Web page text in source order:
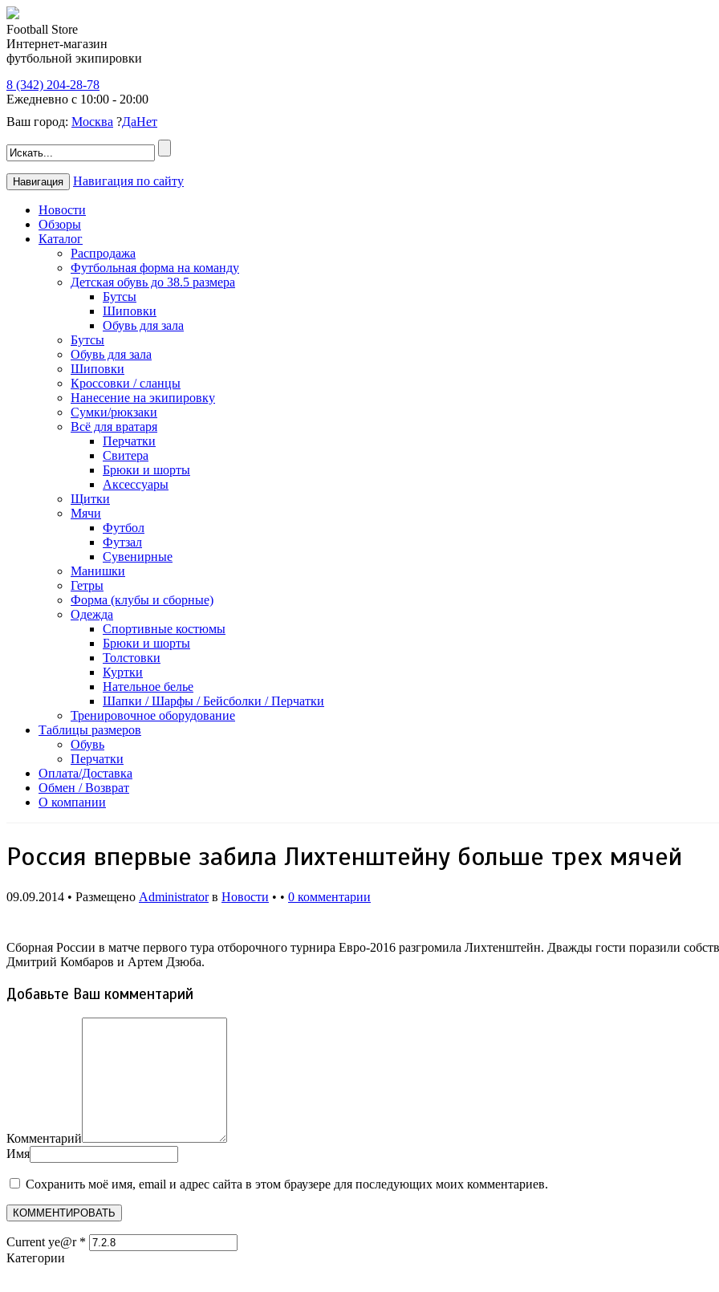
Football Store
Интернет-магазин
футбольной экипировки
8 (342) 204-28-78
Ежедневно с 10:00 - 20:00
Ваш город: Москва ?ДаНет
Навигация Навигация по сайту
Новости
Обзоры
Каталог
Распродажа
Футбольная форма на команду
Детская обувь до 38.5 размера
Бутсы
Шиповки
Обувь для зала
Бутсы
Обувь для зала
Шиповки
Кроссовки / сланцы
Нанесение на экипировку
Сумки/рюкзаки
Всё для вратаря
Перчатки
Cвитера
Брюки и шорты
Аксессуары
Щитки
Мячи
Футбол
Футзал
Сувенирные
Манишки
Гетры
Форма (клубы и сборные)
Одежда
Спортивные костюмы
Брюки и шорты
Толстовки
Куртки
Нательное белье
Шапки / Шарфы / Бейсболки / Перчатки
Тренировочное оборудование
Таблицы размеров
Обувь
Перчатки
Оплата/Доставка
Обмен / Возврат
О компании
Россия впервые забила Лихтенштейну больше трех мячей
09.09.2014 • Размещено Administratorв Новости • • 0 комментарии
Сборная России в матче первого тура отборочного турнира Евро-2016 разгромила Лихтенштейн. Дважды гости поразили
Дмитрий Комбаров и Артем Дзюба.
Добавьте Ваш комментарий
Комментарий
Имя
Сохранить моё имя, email и адрес сайта в этом браузере для последующих моих комментариев.
Current ye@r *
Категории